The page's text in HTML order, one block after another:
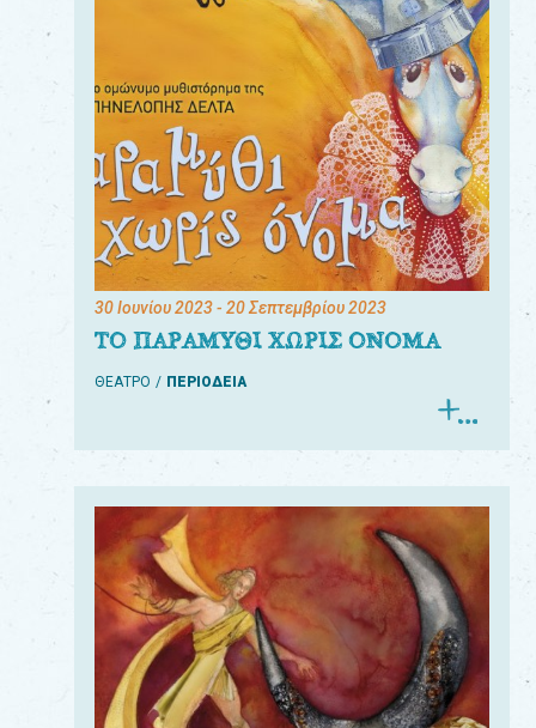
30 Ιουνίου 2023- 20 Σεπτεμβρίου 2023
ΤΟ ΠΑΡΑΜΥΘΙ ΧΩΡΙΣ ΟΝΟΜΑ
ΘΕΑΤΡΟ ΠΕΡΙΟΔΕΙΑ